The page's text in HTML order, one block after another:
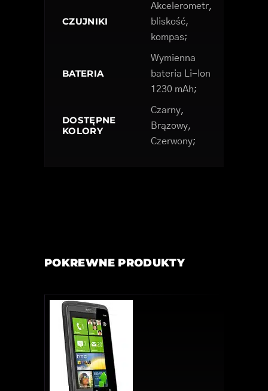
CZUJNIKI
Akcelerometr,
bliskość,
kompas;
BATERIA
Wymienna
bateria Li-Ion
1230 mAh;
DOSTĘPNE
KOLORY
Czarny,
Brązowy,
Czerwony;
POKREWNE PRODUKTY